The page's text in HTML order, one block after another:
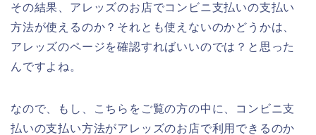
その結果、アレッズのお店でコンビニ支払いの支払い
方法が使えるのか？それとも使えないのかどうかは、
アレッズのページを確認すればいいのでは？と思った
んですよね。
なので、もし、こちらをご覧の方の中に、コンビニ支
払いの支払い方法がアレッズのお店で利用できるのか